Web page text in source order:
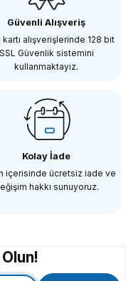
ve Video Işığı
Güvenli Alışveriş
alışverişlerinde 128 bit
SSL Güvenlik sistemini
kullanmaktayız.
Kolay İade
içerisinde ücretsiz iade ve
hakkı sunuyoruz.